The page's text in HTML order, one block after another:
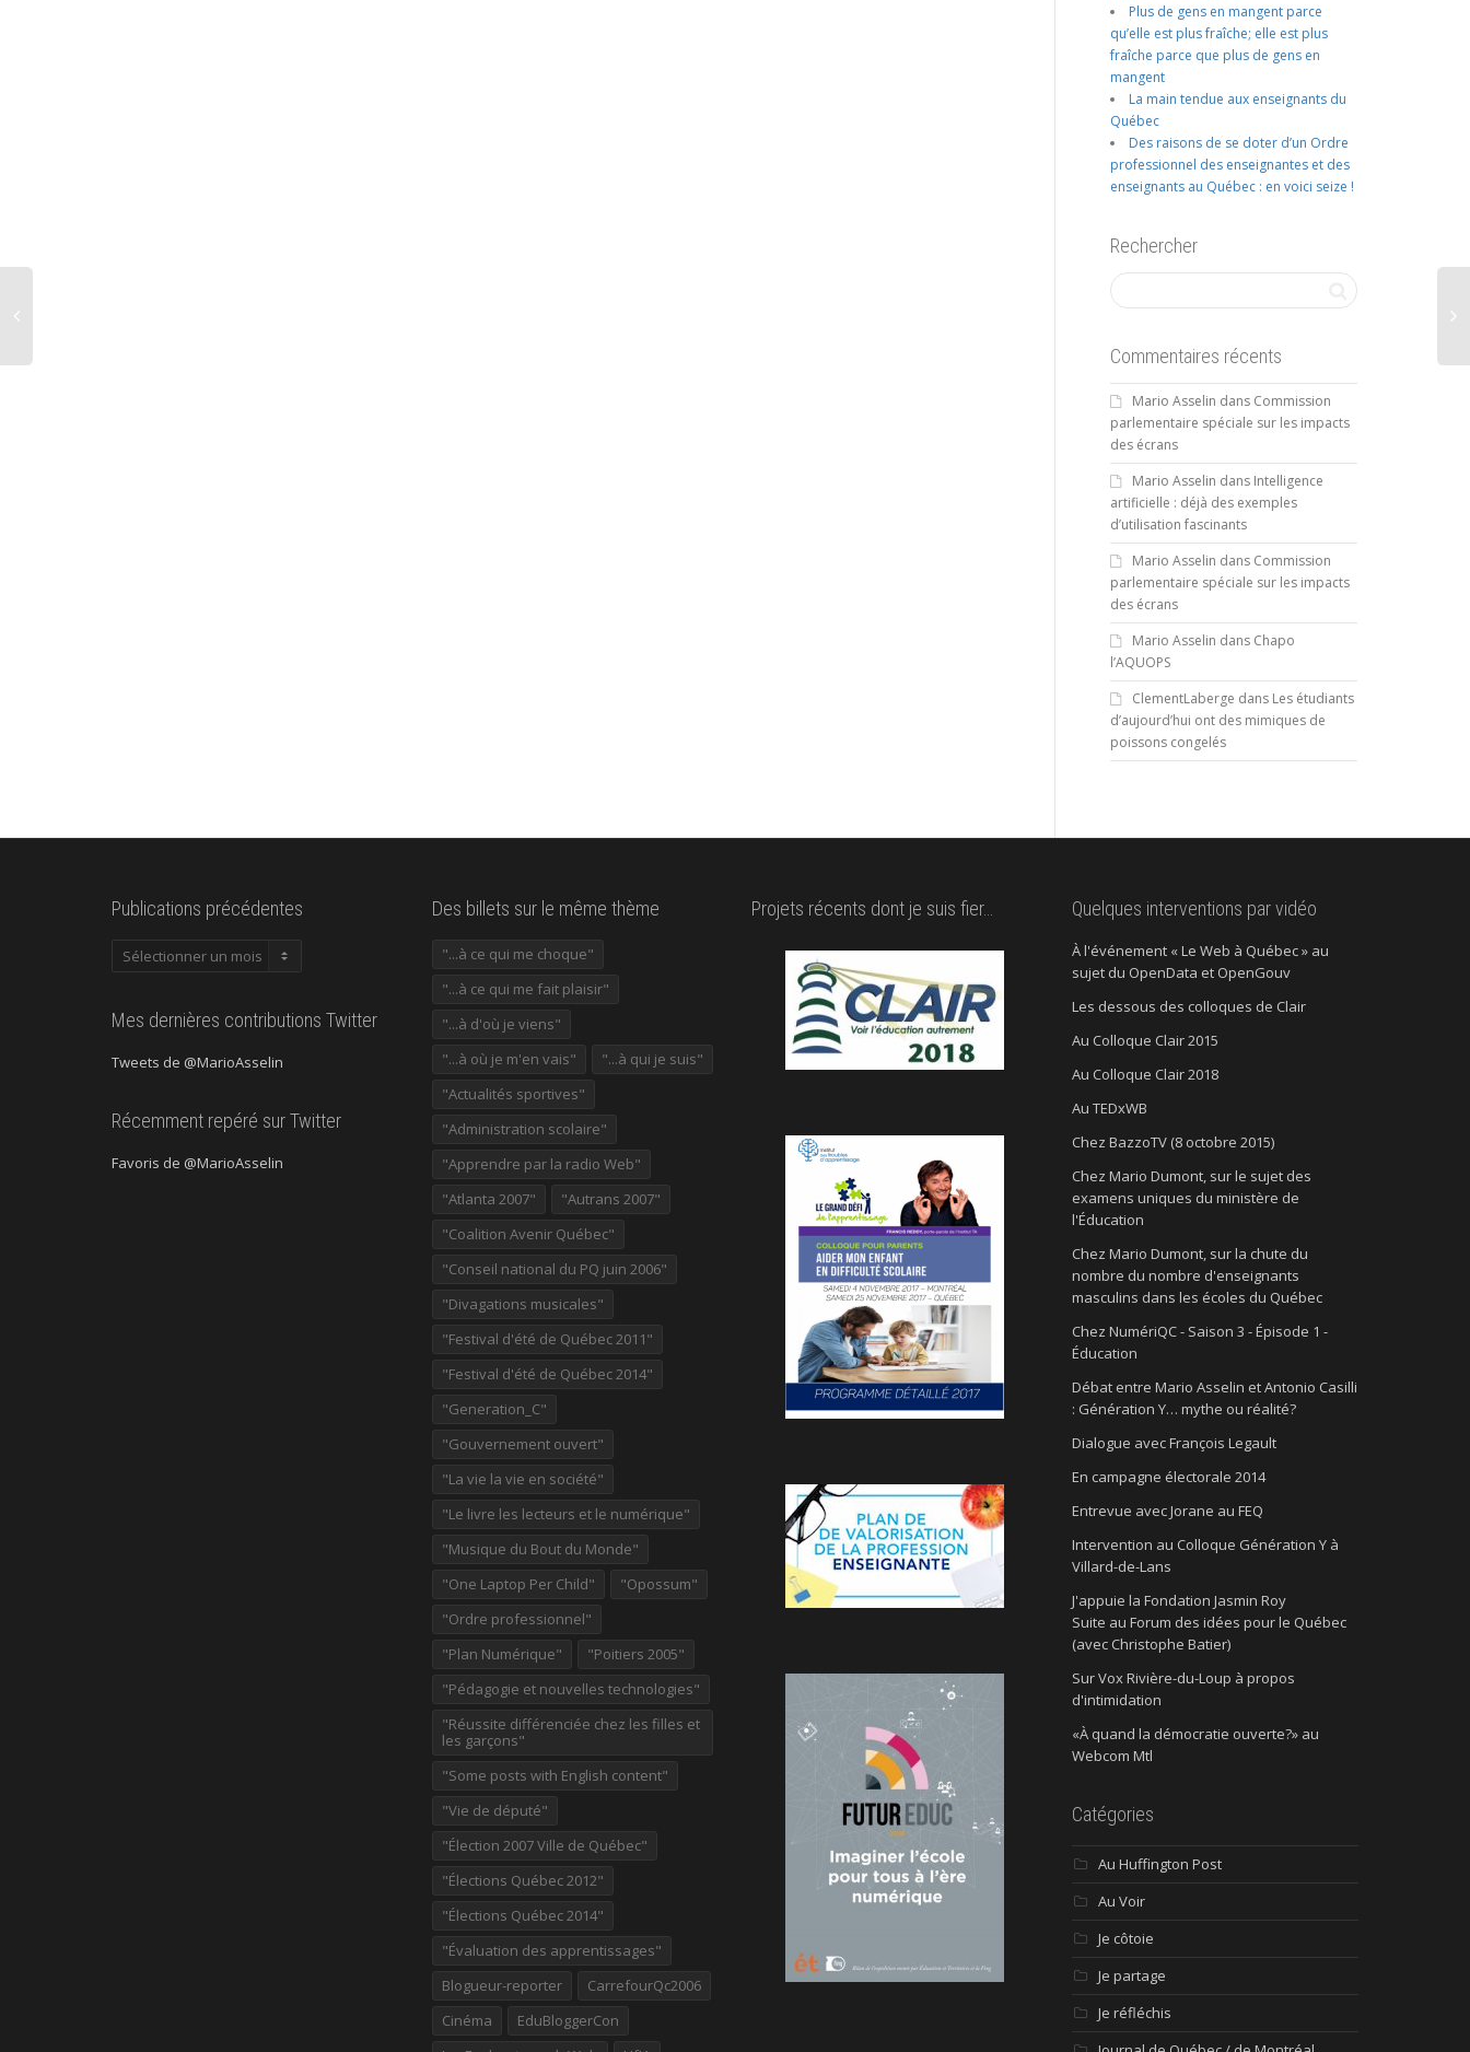
Plus de gens en mangent parce
qu’elle est plus fraîche; elle est plus
fraîche parce que plus de gens en
mangent
La main tendue aux enseignants du
Québec
Des raisons de se doter d’un Ordre
professionnel des enseignantes et des
enseignants au Québec : en voici seize !
Rechercher
Commentaires récents
Mario Asselin dans Commission
parlementaire spéciale sur les impacts
des écrans
Mario Asselin dans Intelligence
artificielle : déjà des exemples
d’utilisation fascinants
Mario Asselin dans Commission
parlementaire spéciale sur les impacts
des écrans
Mario Asselin dans Chapo
l’AQUOPS
ClementLaberge dans Les étudiants
d’aujourd’hui ont des mimiques de
poissons congelés
Publications précédentes
Publications
Mes dernières contributions Twitter
Tweets de @MarioAsselin
Récemment repéré sur Twitter
Favoris de @MarioAsselin
Des billets sur le même thème
"...à ce qui me choque"
"...à ce qui me fait plaisir"
"...à d'où je viens"
"...à où je m'en vais"
"...à qui je suis"
"Actualités sportives"
"Administration scolaire"
"Apprendre par la radio Web"
"Atlanta 2007"
"Autrans 2007"
"Coalition Avenir Québec"
"Conseil national du PQ juin 2006"
"Divagations musicales"
"Festival d'été de Québec 2011"
"Festival d'été de Québec 2014"
"Generation_C"
"Gouvernement ouvert"
"La vie la vie en société"
"Le livre les lecteurs et le numérique"
"Musique du Bout du Monde"
"One Laptop Per Child"
"Opossum"
"Ordre professionnel"
"Plan Numérique"
"Poitiers 2005"
"Pédagogie et nouvelles technologies"
"Réussite différenciée chez les filles et
les garçons"
"Some posts with English content"
"Vie de député"
"Élection 2007 Ville de Québec"
"Élections Québec 2012"
"Élections Québec 2014"
"Évaluation des apprentissages"
Blogueur-reporter
CarrefourQc2006
Cinéma
EduBloggerCon
Projets récents dont je suis fier… Quelques interventions par vidéo
À l'événement « Le Web à Québec » au
sujet du OpenData et OpenGouv
Les dessous des colloques de Clair
Au Colloque Clair 2015
Au Colloque Clair 2018
Au TEDxWB
Chez BazzoTV (8 octobre 2015)
Chez Mario Dumont, sur le sujet des
examens uniques du ministère de
l'Éducation
Chez Mario Dumont, sur la chute du
nombre du nombre d'enseignants
masculins dans les écoles du Québec
Chez NumériQC - Saison 3 - Épisode 1 -
Éducation
Débat entre Mario Asselin et Antonio Casilli
: Génération Y… mythe ou réalité?
Dialogue avec François Legault
En campagne électorale 2014
Entrevue avec Jorane au FEQ
Intervention au Colloque Génération Y à
Villard-de-Lans
J'appuie la Fondation Jasmin Roy
Suite au Forum des idées pour le Québec
(avec Christophe Batier)
Sur Vox Rivière-du-Loup à propos
d'intimidation
«À quand la démocratie ouverte?» au
Webcom Mtl
Catégories
Au Huffington Post
Au Voir
Je côtoie
Je partage
Je réfléchis